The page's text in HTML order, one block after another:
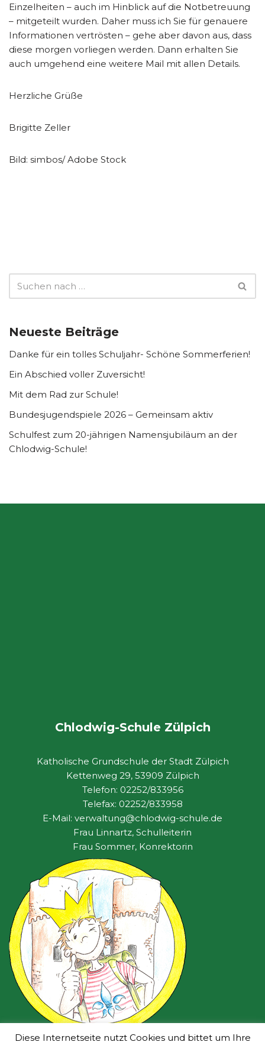
Einzelheiten – auch im Hinblick auf die Notbetreuung
– mitgeteilt wurden. Daher muss ich Sie für genauere
Informationen vertrösten – gehe aber davon aus, dass
diese morgen vorliegen werden. Dann erhalten Sie
auch umgehend eine weitere Mail mit allen Details.
Herzliche Grüße
Brigitte Zeller
Bild: simbos/ Adobe Stock
Neueste Beiträge
Danke für ein tolles Schuljahr- Schöne Sommerferien!
Ein Abschied voller Zuversicht!
Mit dem Rad zur Schule!
Bundesjugendspiele 2026 – Gemeinsam aktiv
Schulfest zum 20-jährigen Namensjubiläum an der
Chlodwig-Schule!
Chlodwig-Schule Zülpich
Katholische Grundschule der Stadt Zülpich
Kettenweg 29, 53909 Zülpich
Telefon: 02252/833956
Telefax: 02252/833958
E-Mail: verwaltung@chlodwig-schule.de
Frau Linnartz, Schulleiterin
Frau Sommer, Konrektorin
Diese Internetseite nutzt Cookies und bittet um Ihre